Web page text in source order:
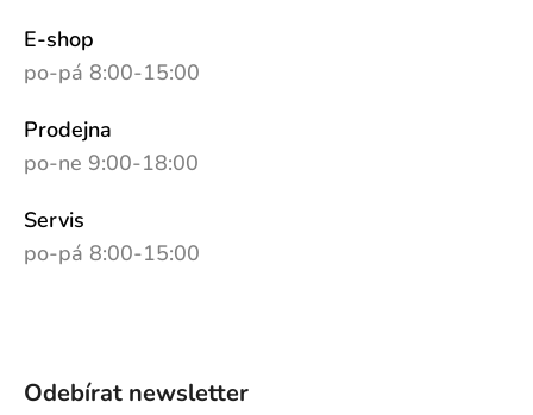
E-shop
po-pá 8:00-15:00
Prodejna
po-ne 9:00-18:00
Servis
po-pá 8:00-15:00
Odebírat newsletter